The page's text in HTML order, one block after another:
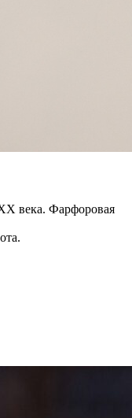
века. Фарфоровая